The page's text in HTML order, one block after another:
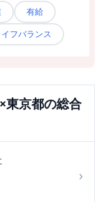
有給
フバランス
東京都の総合
›